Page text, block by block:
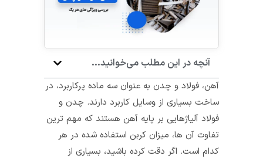
آنچه در این مطلب می‌خوانید...
آهن، فولاد و چدن به عنوان سه ماده پرکاربرد، در
ساخت بسیاری از وسایل کاربرد دارند. چدن و
فولاد آلیاژهایی بر پایه آهن هستند که مهم ترین
تفاوت آن ها، میزان کربن استفاده شده در هر
کدام است. اگر دقت کرده باشید، بسیاری از